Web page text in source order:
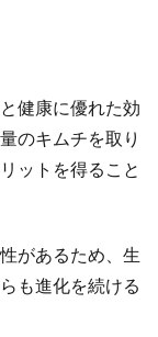
健康に優れた効
のキムチを取り
ットを得ること
があるため、生
も進化を続ける